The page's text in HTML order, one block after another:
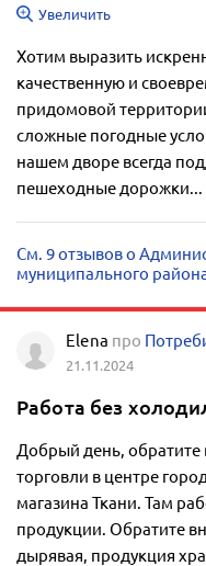
Увеличить
Хотим выразить
качественную и
придомовой
сложные погодные
нашем дворе всегда
пешеходные дорожки...
См. 9 отзывов о
муниципального
Elena про
21.11.2024
Работа без
Добрый день, обратите
торговли в центре
магазина Ткани. Там
продукции. Обратите
дырявая, продукция